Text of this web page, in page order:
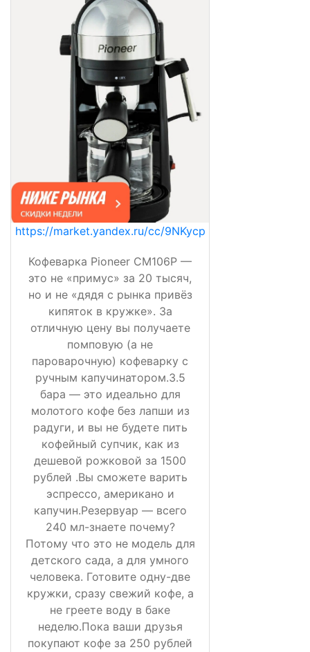
https://market.yandex.ru/cc/9NKycp
Кофеварка Pioneer CM106P —
это не «примус» за 20 тысяч,
но и не «дядя с рынка привёз
кипяток в кружке». За
отличную цену вы получаете
помповую (а не
пароварочную) кофеварку с
ручным капучинатором.3.5
бара — это идеально для
молотого кофе без лапши из
радуги, и вы не будете пить
кофейный супчик, как из
дешевой рожковой за 1500
рублей .Вы сможете варить
эспрессо, американо и
капучин.Резервуар — всего
240 мл-знаете почему?
Потому что это не модель для
детского сада, а для умного
человека. Готовите одну-две
кружки, сразу свежий кофе, а
не греете воду в баке
неделю.Пока ваши друзья
покупают кофе за 250 рублей